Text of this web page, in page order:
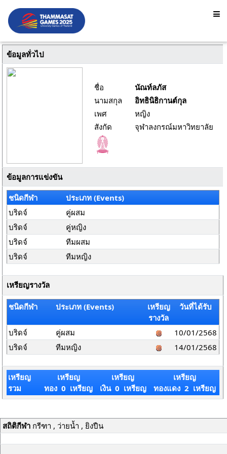
ข้อมูลทั่วไป
ชื่อ
นัณท์ลภัส
นามสกุล
อิทธินิธิกานต์กุล
เพศ
หญิง
สังกัด
จุฬาลงกรณ์มหาวิทยาลัย
ข้อมูลการแข่งขัน
ชนิดกีฬา
ประเภท (Events)
บริดจ์
คู่ผสม
บริดจ์
คู่หญิง
บริดจ์
ทีมผสม
บริดจ์
ทีมหญิง
เหรียญรางวัล
ชนิดกีฬา ประเภท (Events)
เหรียญ
รางวัล
วันที่ได้รับ
บริดจ์ คู่ผสม
10/01/2568
บริดจ์
ทีมหญิง 14/01/2568
เหรียญ
รวม
เหรียญ
ทอง 0 เหรียญ
เหรียญ
เงิน 0 เหรียญ
เหรียญ
ทองแดง 2 เหรียญ
สถิติกีฬากรีฑา , ว่ายน้ำ , ยิงปืน